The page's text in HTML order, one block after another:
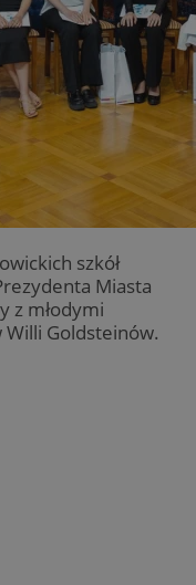
szkół
Miasta
z młodymi
Willi Goldsteinów.